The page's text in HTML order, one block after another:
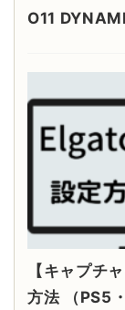
O11
【キャプチ
方法 （PS5